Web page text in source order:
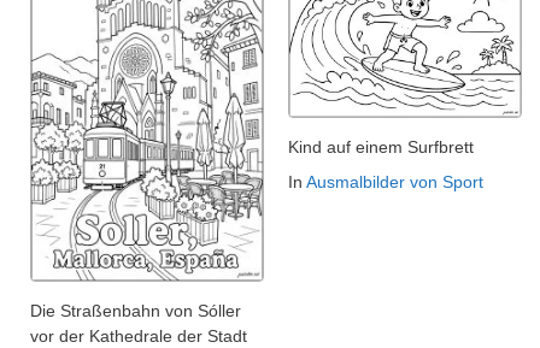
Die Straßenbahn von Sóller
vor der Kathedrale der Stadt
Kind auf einem Surfbrett
In Ausmalbilder von Sport